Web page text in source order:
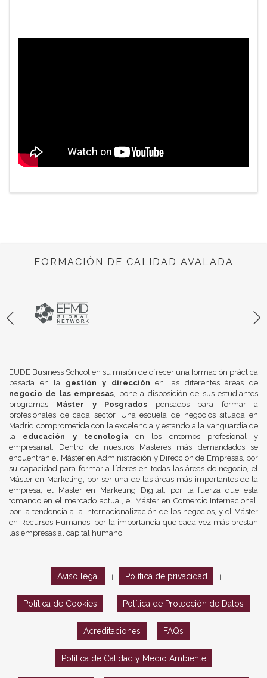
FORMACIÓN DE CALIDAD AVALADA
EUDE Business School en su misión de ofrecer una formación práctica
basada en la gestión y dirección en las diferentes áreas de
negocio de las empresas, pone a disposición de sus estudiantes
programas Máster y Posgrados pensados para formar a
profesionales de cada sector. Una escuela de negocios situada en
Madrid comprometida con la excelencia y estando a la vanguardia de
la educación y tecnologíaen los entornos profesional y
empresarial. Dentro de nuestros Másteres más demandados se
encuentran el Máster en Administración y Dirección de Empresas, por
su capacidad para formar a líderes en todas las áreas de negocio, el
Máster en Marketing, por ser una de las áreas más importantes de la
empresa, el Máster en Marketing Digital, por la fuerza que está
tomando en el mercado actual, el Máster en Comercio Internacional,
por la tendencia a la internacionalización de los negocios, y el Máster
en Recursos Humanos, por la importancia que cada vez más prestan
las empresas al capital humano.
Aviso legal Política de privacidad
Política de Cookies Política de Protección de Datos
Acreditaciones FAQs
Política de Calidad y Medio Ambiente